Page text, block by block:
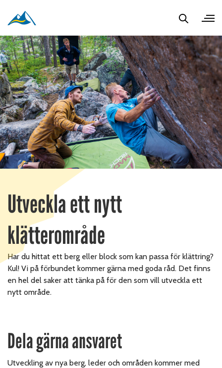
Utveckla ett nytt
klätterområde
Har du hittat ett berg eller block som kan passa för klättring?
Kul! Vi på förbundet kommer gärna med goda råd. Det finns
en hel del saker att tänka på för den som vill utveckla ett
nytt område.
Dela gärna ansvaret
Utveckling av nya berg, leder och områden kommer med